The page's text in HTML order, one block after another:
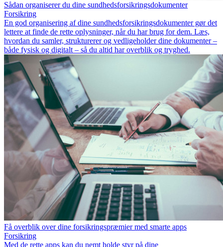
Sådan organiserer du dine sundhedsforsikringsdokumenter
Forsikring
En god organisering af dine sundhedsforsikringsdokumenter gør det
lettere at finde de rette oplysninger, når du har brug for dem. Læs,
hvordan du samler, strukturerer og vedligeholder dine dokumenter –
både fysisk og digitalt – så du altid har overblik og tryghed.
Få overblik over dine forsikringspræmier med smarte apps
Forsikring
Med de rette apps kan du nemt holde styr på dine